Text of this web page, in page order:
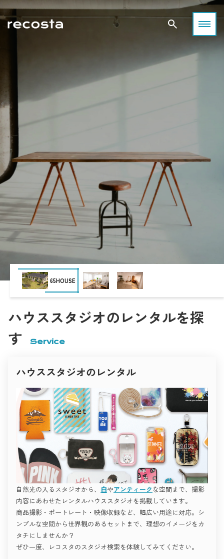
空間が感性を刺激する──撮影が生まれる場所について考える
撮影空間の「これまで」
「空間が感性を刺激する」──
その考え方から始まる表現の可能性。
表現を生み出すための重要な要素として発展してきました。
自然光の入り方、家具の配置、壁や床の質感、光と影のバラン
そのすべてが作品の印象を左右し、創造力を刺激します。
住宅風のリビング、モダンなオフィス、アンティーク調の洋
そして静かな古民家──それぞれの空間が持つ世界観が、
クリエイターの表現を支え、作品に深みを与えてきました。
撮影者、被写体、そしてその場を共有するすべての人が、
空間を通じて感情を交わすこと。
それこそが、撮影空間の魅力であり、表現の原点です。
撮影空間の「いま」
表現者と空間が出会う。
クリエイティブのための場所づくり。
あらゆるジャンルのクリエイティブシーンを支えています。
商業撮影では、商品の魅力を最大限に引き出すために、
シンプルで明るいハウススタジオや、
ブランドの世界観に合わせたコンセプト空間が選ばれます。
映像制作の現場では、映画・ドラマ・MV・広告など、
ロケーションが持つリアルな質感が映像表現を支えています。
雑誌やファッション撮影では、
シーズンやテーマごとに異なる空間が選ばれます。
光と影のコントラスト、家具や色彩の統一感が
ビジュアル全体の印象を決定づけます。
一方で、個人クリエイターやアーティストによる撮影も増加。
ポートレートやアート作品の制作、SNS・YouTube・オンライ
ン配信など、
小規模ながらも表現性の高い撮影が求められるようになってい
ます。
このように、撮影空間は「作品づくりのパートナー」として、
クリエイターの発想や想いを形にする舞台となっています。
撮影空間の「これから」
撮影を、もっと自由に。
感性を解き放つ場所へ。
今後、撮影空間はさらに多様化し、
使う人の感性や目的に合わせて自由に選べる時代へと進化して
いきます。
スチール撮影・映像制作・広告・インタビュー・オンライン配
信など、
用途の垣根はますます曖昧になり、
一つの空間がさまざまなジャンルの創作を支えるようになるで
しょう。
目黒で出会う、感性を刺激する撮影空間
光・静寂・素材が語り合う街、目黒。
都会の余白が、あなたの表現をやさしく包み込みます。
東京・目黒区は、洗練と温もりが共存する“感性の街”。
高感度なショップやギャラリー、カフェが立ち並びながらも、
そんなコントラストこそが、この街が多くのフォトグラファー
や映像クリエイターに愛される理由です。
目黒エリアには、自然光・空間デザイン・素材感のバランスに
優れた撮影スタジオが数多く存在します。
ファッション、アート、ライフスタイル、ムービー、SNSコン
テンツ――
それぞれの作品テーマに応じた最適な“光”と“空気感”が揃って
います。
本記事では、Recosta Studio掲載スタジオの中から、
特に感性を刺激し、創作意欲をかき立てる４つの撮影空間を厳
選。
「光・質感・余白」という３つのキーワードで、
目黒という街の魅力とともにご紹介します。
ライフスタイル撮影におすすめ
日常の中にある“美しい瞬間”を丁寧に切り取りたい。
そんな想いに応えるのが、自然光と温もりある質感を大切にし
たハウススタジオ。
被写体の呼吸が感じられる、ナチュラルテイストの空間をご紹
介します。
目黒ハウススタジオ Momobana
目黒川沿いの閑静な住宅街に佇む「Momobana」は、
“暮らしのリアリティ”を大切にしたハウススタジオです。
白壁と木の温もりが心地よく調和し、柔らかな自然光が空間全
体を包み込みます。
無垢材の床、観葉植物、アースカラーのファブリック――
どこを切り取っても人の生活を感じさせるナチュラルな世界
インタビュー・雑誌・ブランドムービーなど、
“人の温度”を伝えたい撮影にぴったりです。
キッチンでの料理シーン、ダイニングでの自然な会話、
午後の光に照らされたリビングカットなど、
時間の経過までも美しく描けるスタジオ。
一瞬の光を大切にするフォトグラファーに、愛される理由がこ
こにあります。
ファッション・広告撮影におすすめ
クリーンでありながら、確かな個性を持つスタジオ。
光のコントロール、構図の自由度、そしてデザイン性――
Studio 4696（シロクロ）中目黒店
白と黒、光と影。
その対比を徹底的に研ぎ澄ました空間が「Studio 4696（シロク
ロ）」。
名前のとおり、モノトーンを極めた構成が被写体の輪郭と存在
感を際立たせます。
壁・床・天井の質感やトーンが緻密に設計されており、
自然光と人工光のどちらにも対応可能。
ファッションルック、コスメ広告、アーティストビジュアルな
“世界観で勝負する撮影”に最適です。
シンプルながら完成度が高く、
どんな被写体も際立たせる懐の深さが魅力。
モードな撮影を追求するプロフェッショナルのための空間で
アート・作品撮りにおすすめ
“空気ごと作品にしたい”。
そんな想いを持つアーティストやフォトグラファーに向けたス
タジオ。
素材、光、温度の調和が、感情の深層まで写し出します。
Studio RAWR
光・緑・デザインが共鳴する街、世田谷。
あなたの作品に“ちょうどいい空間”がきっと見つかります。
都心の喧騒から少し離れた世田谷エリアは、
自然光と緑に恵まれた撮影スポットが豊富なロケーション。
ファッション、ライフスタイル、アート、ムービー、SNS撮影
あらゆるクリエイティブにフィットするハウススタジオが点在
この記事では、「どんな作品を撮りたいか」に合わせて
世田谷エリアのおすすめスタジオをカテゴリー別にご紹介。
光・デザイン・空間構成──それぞれの個性を感じながら、
あなたのイメージを最も引き出せる場所を見つけてください。
自然な暮らしのシーンや温かみのある光を求めるなら、
ナチュラルテイストのハウススタジオがおすすめです。
SANCHA HOUSE
三宿住宅
Nスタジオ
Inspiration studio
PYG
世田谷Atelier セタガヤアトリエ
世田谷ガーデン倶楽部
下北沢 スタジオレナード
目黒ハウススタジオ momobana
ハウススタジオのレンタルを探
す
Service
ハウススタジオのレンタル
自然光の入るスタジオから、 白やアンティークな空間まで、撮影
内容にあわせたレンタルハウススタジオを掲載しています。
商品撮影・ポートレート・映像収録など、幅広い用途に対応。シ
ンプルな空間から世界観のあるセットまで、理想のイメージをカ
タチにしませんか？
ぜひ一度、レコスタのスタジオ検索を体験してみてください。